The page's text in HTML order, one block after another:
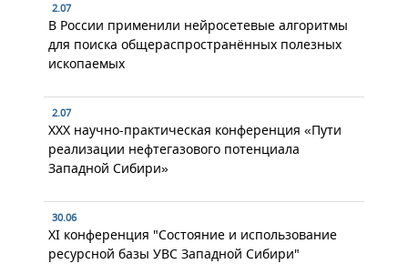
2.07
В России применили нейросетевые алгоритмы
для поиска общераспространённых полезных
ископаемых
2.07
XXX научно-практическая конференция «Пути
реализации нефтегазового потенциала
Западной Сибири»
30.06
XI конференция "Состояние и использование
ресурсной базы УВС Западной Сибири"